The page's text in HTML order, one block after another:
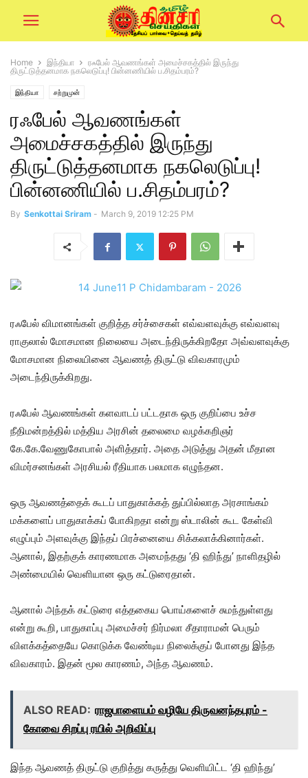
Home இந்தியா
ரஃபேல் ஆவணங்கள் அமைச்சகத்தில் இருந்து
திருட்டுத்தனமாக நகலெடுப்பு! பின்னணியில் ப.சிதம்பரம்?
இந்தியா சற்றுமுன்
ரஃபேல் ஆவணங்கள்
அமைச்சகத்தில் இருந்து
திருட்டுத்தனமாக நகலெடுப்பு!
பின்னணியில் ப.சிதம்பரம்?
By Senkottai Sriram - March 9, 2019 12:25 PM
ரஃபேல் விமானங்கள் குறித்த சர்ச்சைகள் எவ்வளவுக்கு எவ்வளவு
ராகுலால் மோசமான நிலையை அடைந்திருக்கிறதோ அவ்வளவுக்கு
மோசமான நிலையினை ஆவணத் திருட்டு விவகாரமும்
அடைந்திருக்கிறது.
ரஃபேல் ஆவணங்கள் களவாடப் பட்டதாக ஒரு குறிப்பை உச்ச
நீதிமன்றத்தில் மத்திய அரசின் தலைமை வழக்கறிஞர்
கே.கே.வேணுகோபால் அளித்தார். அதை அடுத்து அதன் மீதான
விமர்சனங்கள் அரசியல் ரீதியாக பலமாக எழுந்தன.
ஒரு ஆவணத்தைக் கூடப் பாதுகாக்கத் துப்பில்லாத அரசாங்கம்
மக்களைப் பாதுகாக்கப் போகிறதா என்று ஸ்டாலின் கூட கேள்வி
எழுப்பும் அளவுக்கு இந்தப் பிரச்னையை சிக்கலாக்கினார்கள்.
ஆனால், இதற்குக் காரணமாக அமைந்தது ‘தி ஹிந்து’ நாளிதழில்
அண்மையில் வெளியான ஒரு கட்டுரைதான்.
ஆனால் அந்தக் கட்டுரை எத்தகைய பொய்களைச் சுமந்துள்ளது
என்று கூறி, பாதுகாப்பு அமைச்சர் நிர்மலா சீதாராமன் பெரும்
விளக்கத்தையே கொடுக்க வேண்டிய நிலைக்குப் போனது இந்த
விவகாரம். இதன் மூல காரணம், அந்த ஆவணம்.
ALSO READ: ராஜபாளையம் வழியே திருவனந்தபுரம் -
கோவை சிறப்பு ரயில் அறிவிப்பு
இந்த ஆவணத் திருட்டு குறித்து கருத்து வெளியிட்ட ‘தி ஹிந்து’